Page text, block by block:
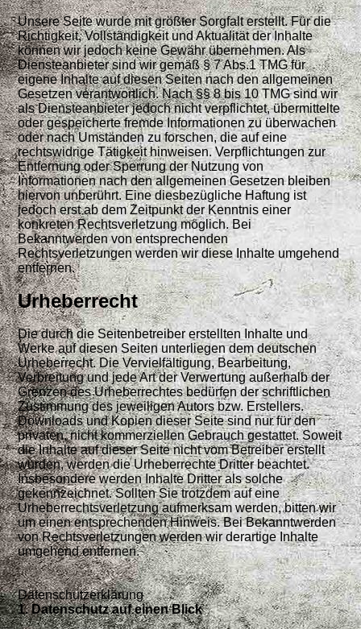
Unsere Seite wurde mit größter Sorgfalt erstellt. Für die
Richtigkeit, Vollständigkeit und Aktualität der Inhalte
können wir jedoch keine Gewähr übernehmen. Als
Diensteanbieter sind wir gemäß § 7 Abs.1 TMG für
eigene Inhalte auf diesen Seiten nach den allgemeinen
Gesetzen verantwortlich. Nach §§ 8 bis 10 TMG sind wir
als Diensteanbieter jedoch nicht verpflichtet, übermittelte
oder gespeicherte fremde Informationen zu überwachen
oder nach Umständen zu forschen, die auf eine
rechtswidrige Tätigkeit hinweisen. Verpflichtungen zur
Entfernung oder Sperrung der Nutzung von
Informationen nach den allgemeinen Gesetzen bleiben
hiervon unberührt. Eine diesbezügliche Haftung ist
jedoch erst ab dem Zeitpunkt der Kenntnis einer
konkreten Rechtsverletzung möglich. Bei
Bekanntwerden von entsprechenden
Rechtsverletzungen werden wir diese Inhalte umgehend
entfernen.
Urheberrecht
Die durch die Seitenbetreiber erstellten Inhalte und
Werke auf diesen Seiten unterliegen dem deutschen
Urheberrecht. Die Vervielfältigung, Bearbeitung,
Verbreitung und jede Art der Verwertung außerhalb der
Grenzen des Urheberrechtes bedürfen der schriftlichen
Zustimmung des jeweiligen Autors bzw. Erstellers.
Downloads und Kopien dieser Seite sind nur für den
privaten, nicht kommerziellen Gebrauch gestattet. Soweit
die Inhalte auf dieser Seite nicht vom Betreiber erstellt
wurden, werden die Urheberrechte Dritter beachtet.
Insbesondere werden Inhalte Dritter als solche
gekennzeichnet. Sollten Sie trotzdem auf eine
Urheberrechtsverletzung aufmerksam werden, bitten wir
um einen entsprechenden Hinweis. Bei Bekanntwerden
von Rechtsverletzungen werden wir derartige Inhalte
umgehend entfernen.
Datenschutzerklärung
1. Datenschutz auf einen Blick